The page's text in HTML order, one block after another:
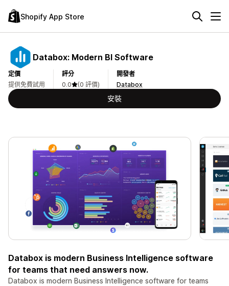
Shopify App Store
Databox: Modern BI Software
定價
提供免費試用
評分
0.0
(0 評價)
開發者
Databox
安裝
Databox is modern Business Intelligence software
for teams that need answers now.
Databox is modern Business Intelligence software for teams